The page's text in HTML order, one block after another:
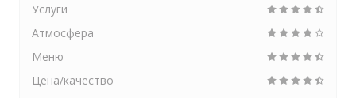
Услуги
Атмосфера
Меню
Цена/качество